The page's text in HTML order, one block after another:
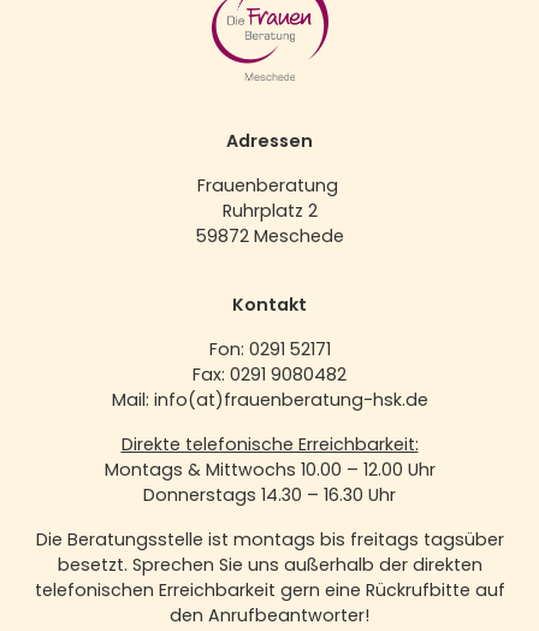
Adressen
Frauenberatung
Ruhrplatz 2
59872 Meschede
Kontakt
Fon: 0291 52171
Fax: 0291 9080482
Mail: info(at)frauenberatung-hsk.de
Direkte telefonische Erreichbarkeit:
Montags & Mittwochs 10.00 – 12.00 Uhr
Donnerstags 14.30 – 16.30 Uhr
Die Beratungsstelle ist montags bis freitags tagsüber
besetzt. Sprechen Sie uns außerhalb der direkten
telefonischen Erreichbarkeit gern eine Rückrufbitte auf
den Anrufbeantworter!